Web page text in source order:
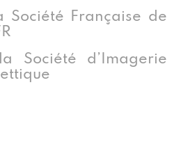
Société Française de
Société d’Imagerie